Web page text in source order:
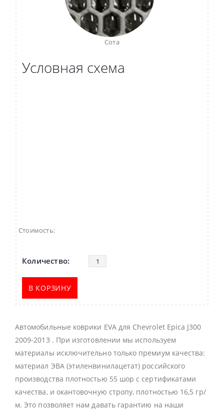
Сота
Условная схема
Стоимость:
В КОРЗИНУ
Автомобильные коврики EVA для Chevrolet Epica J300
2009-2013 . При изготовлении мы используем
материалы исключительно только премиум качества:
материал ЭВА (этиленвинилацетат) российского
производства плотностью 55 шор с сертификатами
качества, и окантовочную стропу, плотностью 16,5 гр/
м. Это позволяет нам давать гарантию на наши